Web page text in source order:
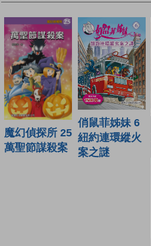
魔幻偵探所 25
萬聖節謀殺案
俏鼠菲姊妹 6
紐約連環縱火
案之謎